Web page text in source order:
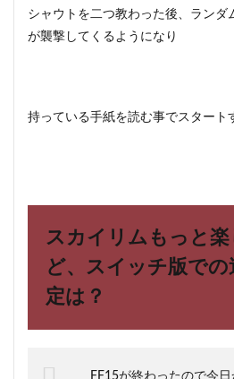
シャウトを二つ教わった後、ランダ
が襲撃してくるようになり
持っている手紙を読む事でスタート
スカイリムもっと
ど、スイッチ版での
定は？
FF15が終わったので今